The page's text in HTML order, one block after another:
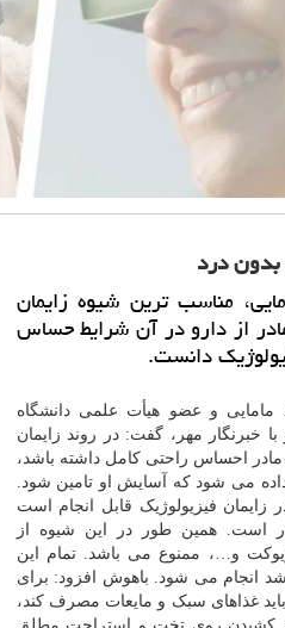
درد
مناسب ترین شیوه زایمان
از دارو در آن شرایط حساس
دانست.
مامایی و عضو هیأت علمیدانشگاه
خبرنگار مهر، گفت: در روند زایمان
احساس راحتی کامل داشته باشد،
داده می شود که آسایش او تامین شود.
فیزیولوژیک قابل انجام است
است. همین طور در این شیوه از
و…، ممنوع می باشد. تمام این
انجام می شود. باهوش افزود: برای
باید غذاهای سبک و مایعات مصرف کند،